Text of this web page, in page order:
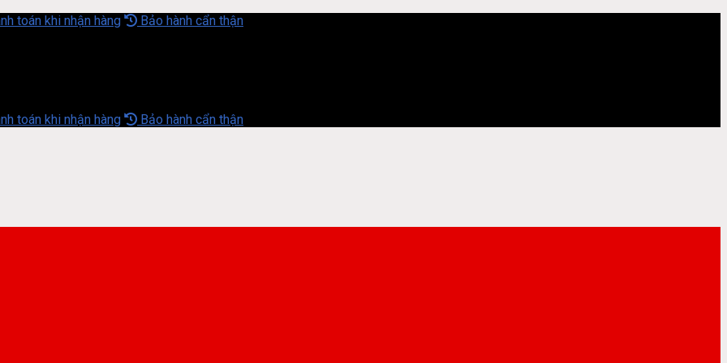
toán khi nhận hàng
Bảo hành cẩn thận
toán khi nhận hàng Bảo hành cẩn thận